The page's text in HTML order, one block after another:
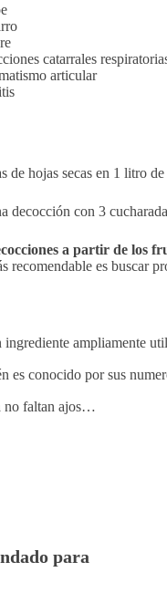
catarrales
articular
de hojas secas en 1 litro
decocción con 3
a partir de los
recomendable es buscar
ingrediente ampliamente
es conocido por sus
no faltan ajos…
para